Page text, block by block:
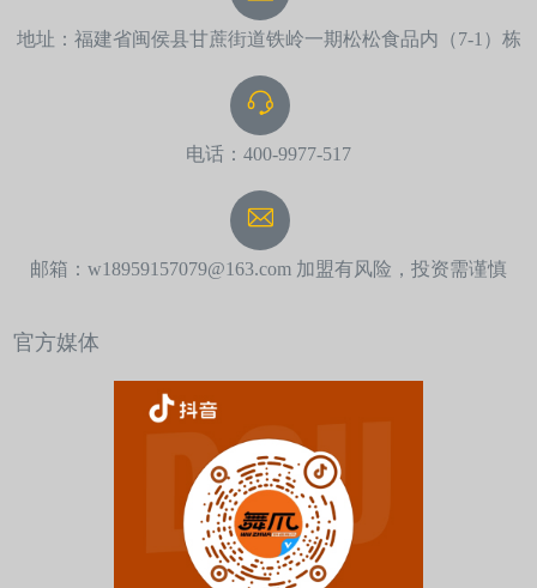
地址：福建省闽侯县甘蔗街道铁岭一期松松食品内（7-1）栋
电话：400-9977-517
邮箱：w18959157079@163.com 加盟有风险，投资需谨慎
官方媒体